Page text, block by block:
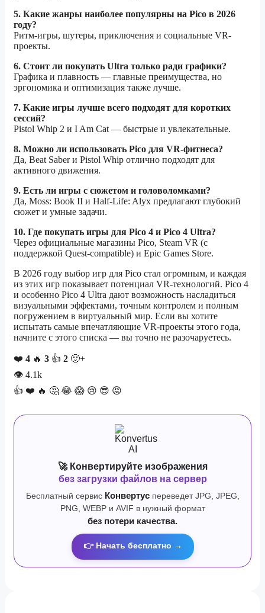
5. Какие жанры наиболее популярны на Pico в 2026
году?
Ритм-игры, шутеры, приключения и социальные VR-
проекты.
6. Стоит ли покупать Ultra только ради графики?
Графика и плавность — главные преимущества, но
эргономика и оптимизация также лучше.
7. Какие игры лучше всего подходят для коротких
сессий?
Pistol Whip 2 и I Am Cat — быстрые и увлекательные.
8. Можно ли использовать Pico для VR-фитнеса?
Да, Beat Saber и Pistol Whip отлично подходят для
активного движения.
9. Есть ли игры с сюжетом и головоломками?
Да, Moss: Book II и Half-Life: Alyx предлагают глубокий
сюжет и умные задачи.
10. Где покупать игры для Pico 4 и Pico 4 Ultra?
Через официальные магазины Pico, Steam VR (с
поддержкой Quest-compatible) и Epic Games Store.
В 2026 году выбор игр для Pico стал огромным, и каждая
из этих игр показывает потенциал VR-технологий. Pico 4
и особенно Pico 4 Ultra дают возможность насладиться
визуальными эффектами, точным контролем и полным
погружением в виртуальный мир. Если вы хотите
испытать самые впечатляющие VR-проекты этого года,
начните с этого списка — вы точно не разочаруетесь.
❤️ 4 🔥 3 👍 2 🙂+
👁 4.1k
👍 ❤️ 🔥 🤔 😂 😱 😢 😎 😡
🚀 Конвертируйте изображения
без загрузки файлов на сервер
Бесплатный сервис Конвертуспереведет JPG, JPEG,
PNG, WEBP и AVIF в нужный формат
без потери качества.
👉 Начать бесплатно →